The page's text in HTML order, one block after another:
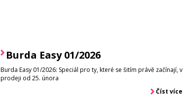
Burda Easy 01/2026
Burda Easy 01/2026: Speciál pro ty, které se šitím právě začínají, v
prodeji od 25. února
Číst více